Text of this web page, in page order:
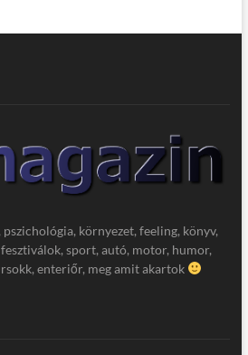
környezet, feeling, könyv,
sport, autó, motor, humor,
enteriőr, meg amit akartok